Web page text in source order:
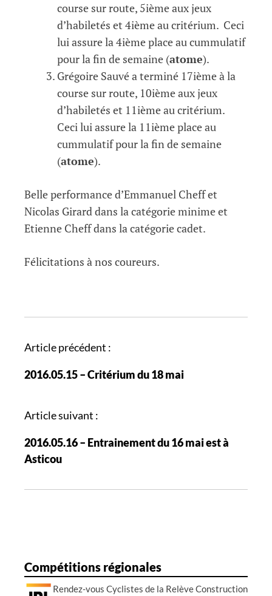
course sur route, 5ième aux jeux
d’habiletés et 4ième au critérium. Ceci
lui assure la 4ième place au cummulatif
pour la fin de semaine (atome).
Grégoire Sauvé a terminé 17ième à la
course sur route, 10ième aux jeux
d’habiletés et 11ième au critérium.
Ceci lui assure la 11ième place au
cummulatif pour la fin de semaine
(atome).
Belle performance d’Emmanuel Cheff et
Nicolas Girard dans la catégorie minime et
Etienne Cheff dans la catégorie cadet.
Félicitations à nos coureurs.
N
v
g
t
i
n
a
r
Article précédent :
2016.05.15 – Critérium du 18 mai
Article suivant :
2016.05.16 – Entrainement du 16 mai est à
Asticou
Compétitions régionales
Rendez-vous Cyclistes de la Relève Construction